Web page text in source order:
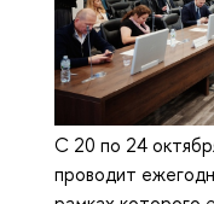
С 20 по 24
проводит